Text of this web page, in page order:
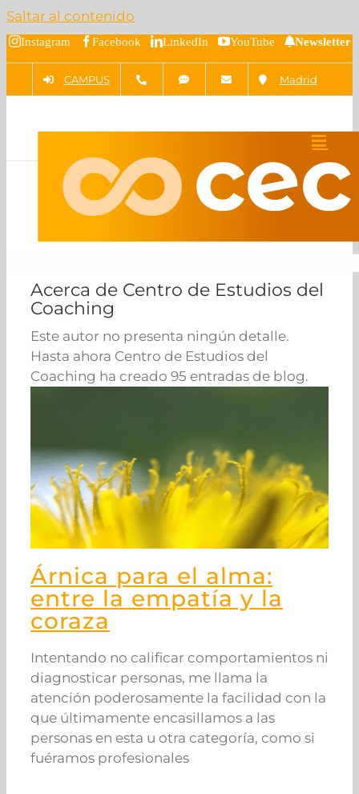
Saltar al contenido
Instagram Facebook LinkedIn YouTube Newsletter
CAMPUS Madrid
Acerca de Centro de Estudios del
Coaching
Este autor no presenta ningún detalle.
Hasta ahora Centro de Estudios del
Coaching ha creado 95 entradas de blog.
Árnica para el alma:
entre la empatía y la
coraza
Intentando no calificar comportamientos ni
diagnosticar personas, me llama la
atención poderosamente la facilidad con la
que últimamente encasillamos a las
personas en esta u otra categoría, como si
fuéramos profesionales